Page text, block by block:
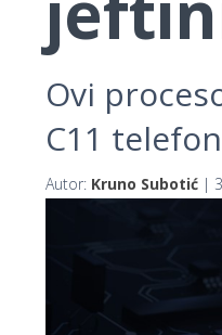
Ovi
C11
Autor: Kruno Subotić |